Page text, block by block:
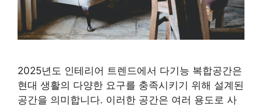
2025년도 인테리어 트렌드에서 다기능 복합공간은
현대 생활의 다양한 요구를 충족시키기 위해 설계된
공간을 의미합니다. 이러한 공간은 여러 용도로 사